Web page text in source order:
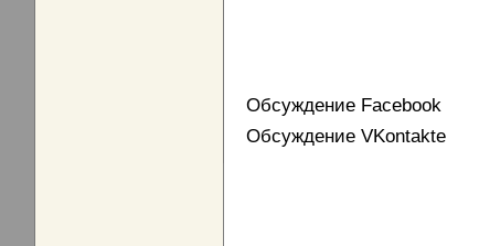
Обсуждение Facebook
Обсуждение VKontakte